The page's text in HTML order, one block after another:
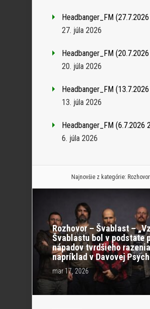
Headbanger_FM
27. júla 2026
Headbanger_FM
20. júla 2026
Headbanger_FM
13. júla 2026
Headbanger_FM (6.7.2026
6. júla 2026
Najnovšie z kategórie:
Rozhovor – Švablast –
Švablastu bol v podstate
nápadov tvrdšieho
napríklad v Davovej
mar 17, 2026